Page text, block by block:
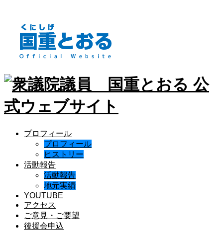
プロフィール
プロフィール
ヒストリー
活動報告
活動報告
地元実績
YOUTUBE
アクセス
ご意見・ご要望
後援会申込